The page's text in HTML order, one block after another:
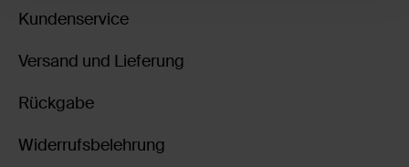
Kundenservice
Versand und Lieferung
Rückgabe
Widerrufsbelehrung